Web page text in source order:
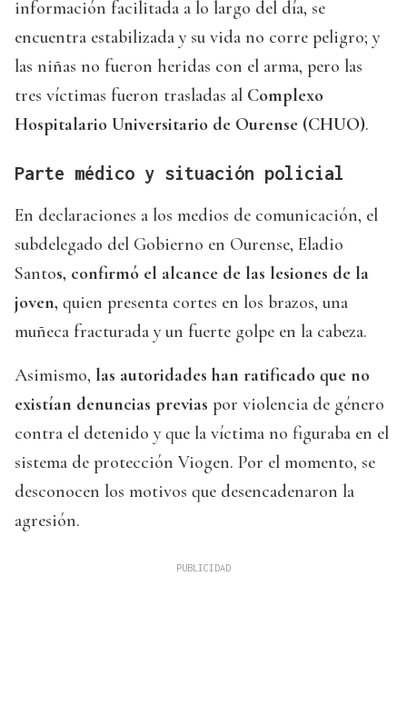
información facilitada a lo largo del día, se
encuentra estabilizada y su vida no corre peligro; y
las niñas no fueron heridas con el arma, pero las
tres víctimas fueron trasladas al Complexo
Hospitalario Universitario de Ourense (CHUO).
Parte médico y situación policial
En declaraciones a los medios de comunicación, el
subdelegado del Gobierno en Ourense, Eladio
Santos, confirmó el alcance de las lesiones de la
joven, quien presenta cortes en los brazos, una
muñeca fracturada y un fuerte golpe en la cabeza.
Asimismo, las autoridades han ratificado que no
existían denuncias previas por violencia de género
contra el detenido y que la víctima no figuraba en el
sistema de protección Viogen. Por el momento, se
desconocen los motivos que desencadenaron la
agresión.